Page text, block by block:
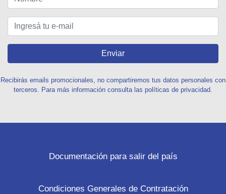
Enviar
Recibirás emails promocionales, no compartiremos tus datos personales con
terceros. Para más información consulta las políticas de privacidad.
Documentación para salir del país
Condiciones Generales de Contratación